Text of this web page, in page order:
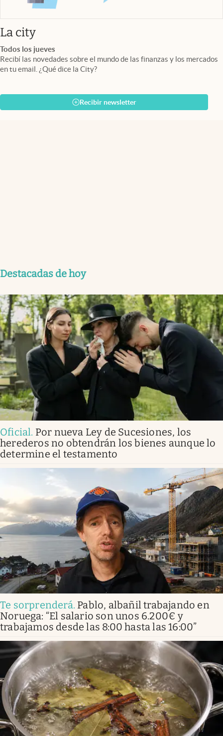
La cityabre en nueva pestaña
Todos los jueves
Recibí las novedades sobre el mundo de las finanzas y los mercados
en tu email. ¿Qué dice la City?
Recibir newsletter
Destacadas de hoy
Oficial. Por nueva Ley de Sucesiones, los
herederos no obtendrán los bienes aunque lo
determine el testamento
Te sorprenderá. Pablo, albañil trabajando en
Noruega: “El salario son unos 6.200€ y
trabajamos desde las 8:00 hasta las 16:00”